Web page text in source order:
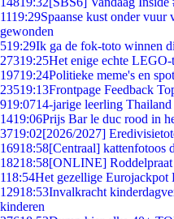
1119:29Spaanse kust onder vuur
gewonden
519:29Ik ga de fok-toto winnen
27319:25Het enige echte
19719:24Politieke meme's en
23519:13Frontpage Feedback
919:0714-jarige leerling
1419:06Prijs Bar le duc rood in
3719:02[2026/2027]
16918:58[Centraal] kattenfotoos
18218:58[ONLINE] Roddelpraat
118:54Het gezellige
12918:53Invalkracht
kinderen